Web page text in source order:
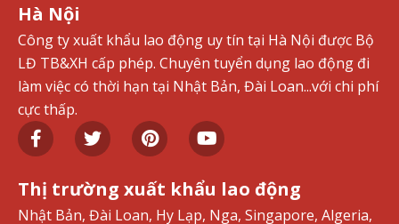
Hà Nội
Công ty xuất khẩu lao động uy tín tại Hà Nội được Bộ
LĐ TB&XH cấp phép. Chuyên tuyển dụng lao động đi
làm việc có thời hạn tại Nhật Bản, Đài Loan...với chi phí
cực thấp.
Thị trường xuất khẩu lao động
Nhật Bản, Đài Loan, Hy Lạp, Nga, Singapore, Algeria,